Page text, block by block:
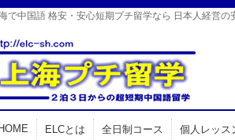
で中国語 格安・安心短期プチ留学なら 日本人経営の
HOME ELCとは 全日制コース 個人レッス